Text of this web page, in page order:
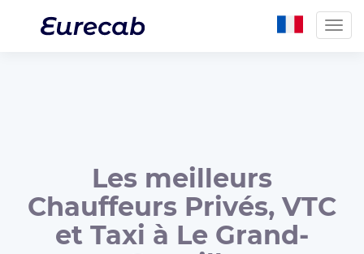
Les meilleurs
Chauffeurs Privés, VTC
et Taxi à Le Grand-